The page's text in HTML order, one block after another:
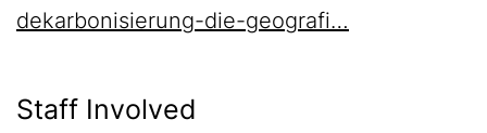
dekarbonisierung-die-geografi…
Staff Involved